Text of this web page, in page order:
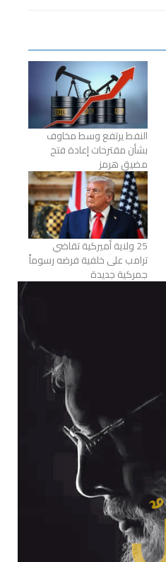
النفط يرتفع وسط مخاوف
بشأن مقترحات إعادة فتح
مضيق هرمز
25 ولاية أميركية تقاضي
ترامب على خلفية فرضه رسوماً
جمركية جديدة